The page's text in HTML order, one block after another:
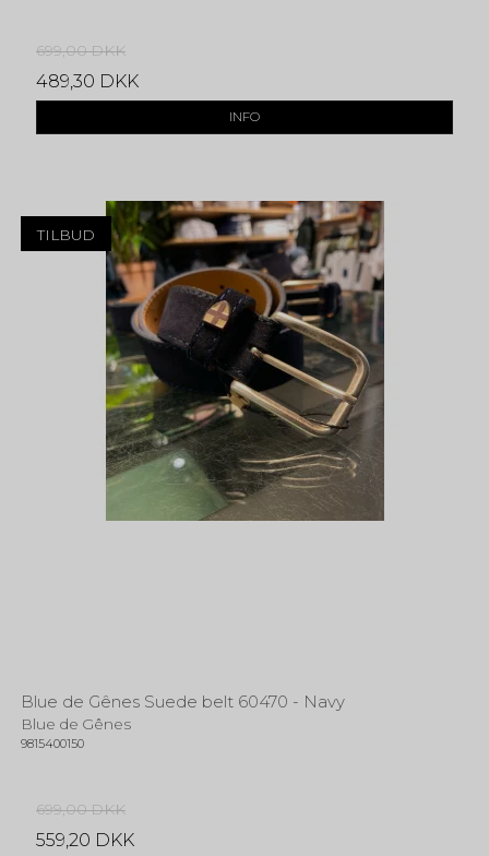
699,00 DKK
489,30 DKK
INFO
TILBUD
Blue de Gênes Suede belt 60470 - Navy
Blue de Gênes
9815400150
699,00 DKK
559,20 DKK